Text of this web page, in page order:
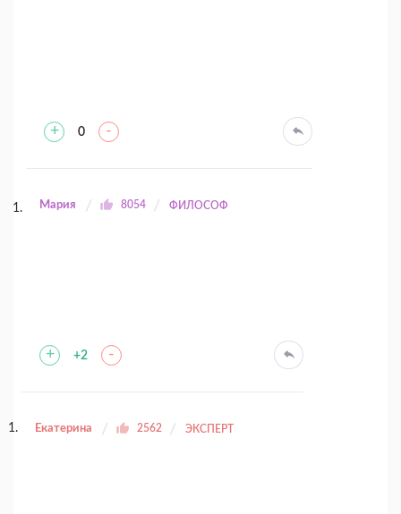
+ 0 -
Мария 8054 ФИЛОСОФ
+ +2 -
Екатерина 2562 ЭКСПЕРТ